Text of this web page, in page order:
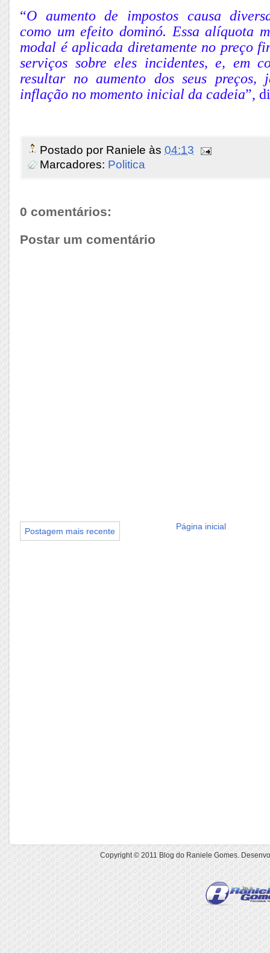
“O aumento de impostos causa
como um efeito dominó. Essa alíquota
modal é aplicada diretamente no preço
serviços sobre eles incidentes, e, em
resultar no aumento dos seus preços,
inflação no momento inicial da cadeia”,
Postado por Raniele às 04:13
Marcadores: Politica
0 comentários:
Postar um comentário
Postagem mais recente Página inicial
Copyright © 2011Blog do Raniele Gomes.